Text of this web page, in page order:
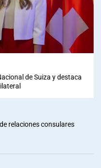
de Suiza y destaca
relaciones consulares